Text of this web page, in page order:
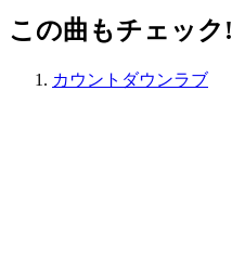
この曲もチェック!
カウントダウンラブ